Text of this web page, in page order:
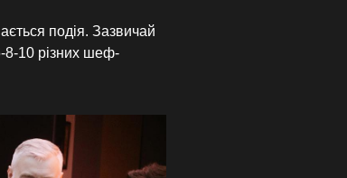
подія. Зазвичай
8-10 різних шеф-